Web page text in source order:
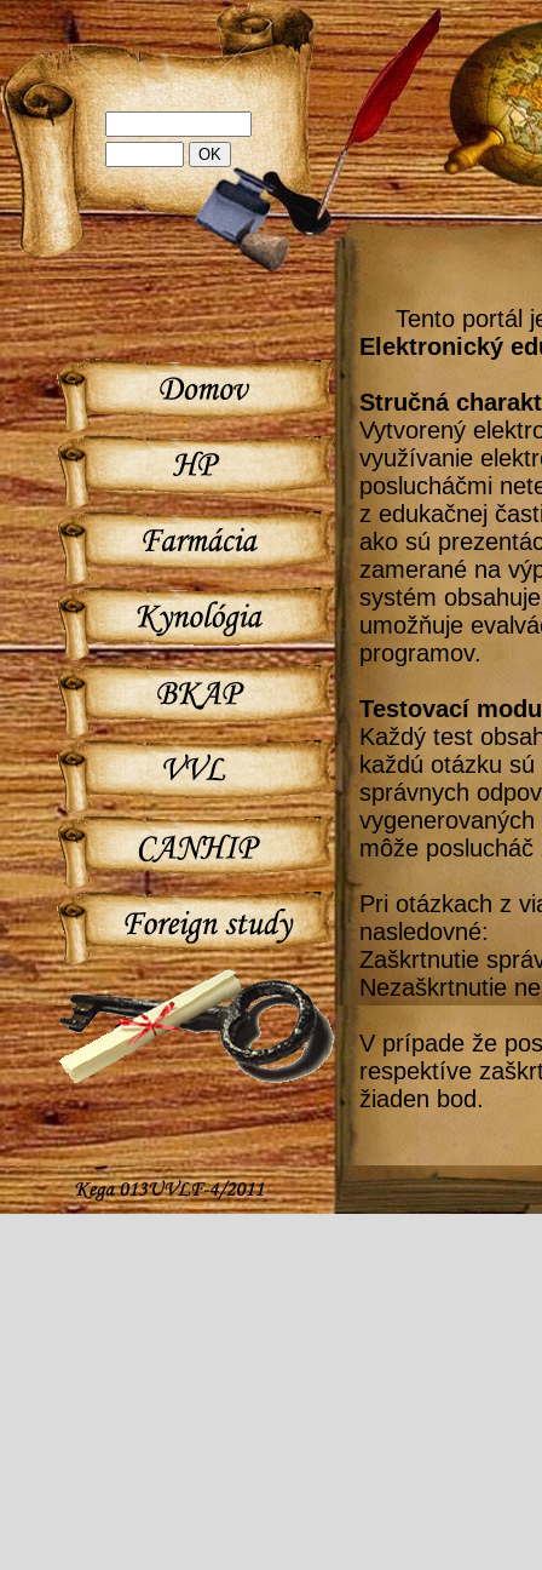
Tento portál
Elektronický
Stručná
Vytvorený
využívanie
poslucháčmi
z edukačnej
ako sú
zamerané na
systém
umožňuje
programov.
Testovací
Každý test
každú otázku
správnych
môže
Pri otázkach z
nasledovné:
Zaškrtnutie
Nezaškrtnutie
V prípade že
respektíve
žiaden bod.